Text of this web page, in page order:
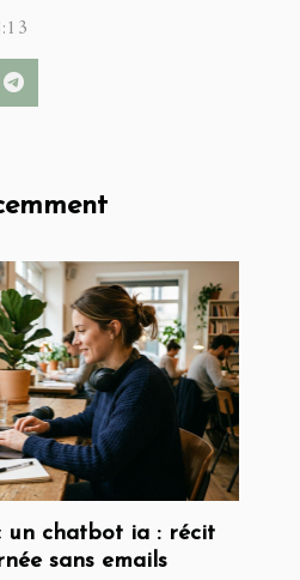
un chatbot ia : récit
sans emails